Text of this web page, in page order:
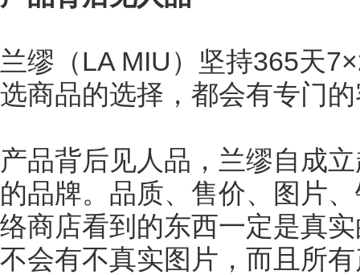
兰缪（LA MIU）坚持365天
选商品的选择，都会有专门
产品背后见人品，兰缪自成
的品牌。品质、售价、图片
络商店看到的东西一定是真
不会有不真实图片，而且所